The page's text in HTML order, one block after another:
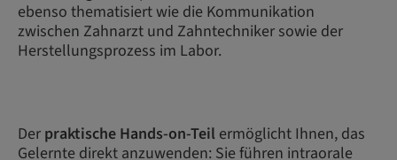
ebenso thematisiert wie die Kommunikation
zwischen Zahnarzt und Zahntechniker sowie der
Herstellungsprozess im Labor.
Der praktische Hands-on-Teil ermöglicht Ihnen, das
Gelernte direkt anzuwenden: Sie führen intraorale